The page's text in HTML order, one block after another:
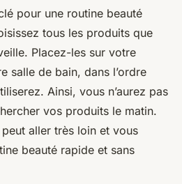
pour une routine beauté
tous les produits que
Placez-les sur votre
salle de bain, dans l’ordre
Ainsi, vous n’aurez pas
vos produits le matin.
aller très loin et vous
beauté rapide et sans